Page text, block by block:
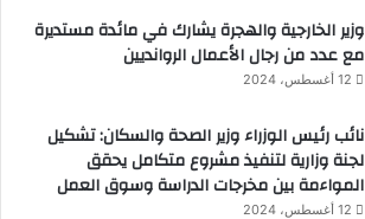
وزير الخارجية والهجرة يشارك في مائدة مستديرة
مع عدد من رجال الأعمال الروانديين
12 أغسطس، 2024
نائب رئيس الوزراء وزير الصحة والسكان: تشكيل
لجنة وزارية لتنفيذ مشروع متكامل يحقق
المواءمة بين مخرجات الدراسة وسوق العمل
12 أغسطس، 2024